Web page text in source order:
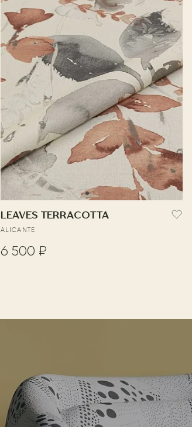
LEAVES TERRACOTTA
ALICANTE
6 500 ₽